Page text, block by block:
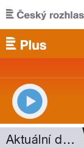
Přejít k hlavnímu
Aktuální dění